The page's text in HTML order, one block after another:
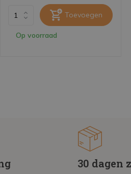
Toevoegen
Op voorraad
30 dagen